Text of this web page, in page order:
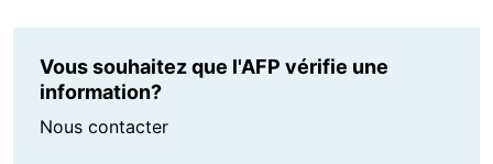
Vous souhaitez que l'AFP vérifie une
information?
Nous contacter